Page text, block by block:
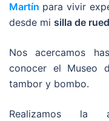
Martín para vivir
desde mi silla de
Nos acercamos
conocer el Museo
tambor y bombo.
Realizamos la